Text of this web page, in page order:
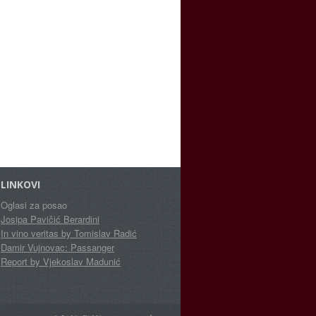
LINKOVI
Oglasi za posao
Josipa Pavičić Berardini
In vino veritas by Tomislav Radić
Damir Vujnovac: Passanger
Report by Vjekoslav Madunić